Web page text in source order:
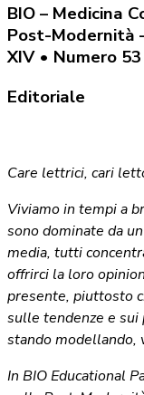
BIO – Medicina
Post-Modernità
XIV • Numero
Editoriale
Care lettrici, cari
Viviamo in tempi a
sono dominate da
media, tutti
offrirci la loro
presente, piuttosto
sulle tendenze e sui
stando modellando,
In BIO Educational